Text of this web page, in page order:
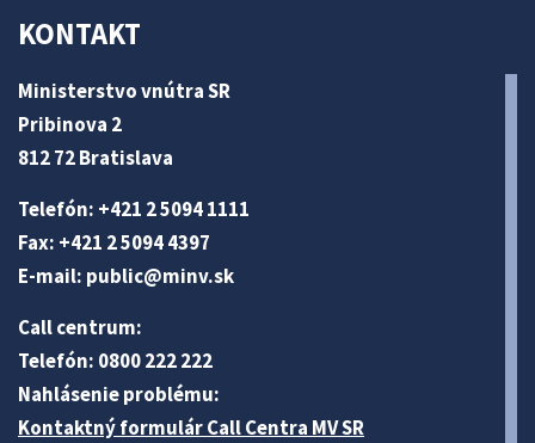
KONTAKT
Ministerstvo vnútra SR
Pribinova 2
812 72 Bratislava
Telefón: +421 2 5094 1111
Fax: +421 2 5094 4397
E-mail: public@minv.sk
Call centrum:
Telefón: 0800 222 222
Nahlásenie problému:
Kontaktný formulár Call Centra MV SR